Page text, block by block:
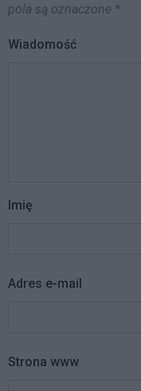
pola są oznaczone *
Wiadomość
Imię
Adres e-mail
Strona www